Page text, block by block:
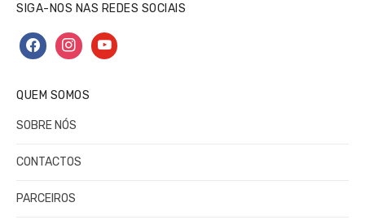
SIGA-NOS NAS REDES SOCIAIS
facebookinstagramyoutube
QUEM SOMOS
SOBRE NÓS
CONTACTOS
PARCEIROS